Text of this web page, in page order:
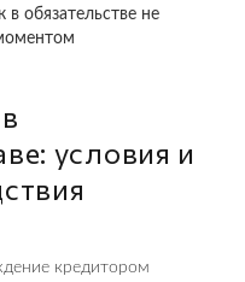
в обязательстве не
условия и
кредитором